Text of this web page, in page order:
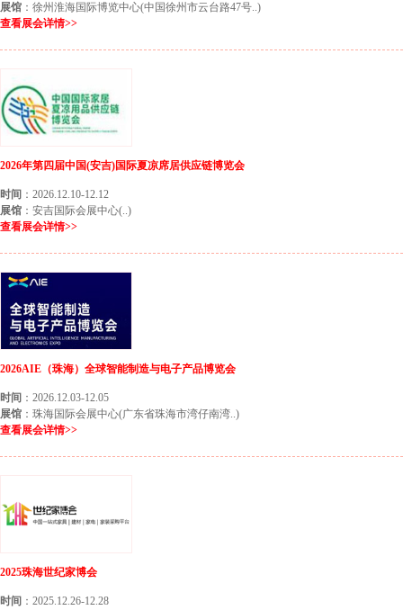
展馆 ：徐州淮海国际博览中心(中国徐州市云台路47号..)
查看展会详情>>
2026年第四届中国(安吉)国际夏凉席居供应链博览会
时间 ：2026.12.10-12.12
展馆 ：安吉国际会展中心(..)
查看展会详情>>
2026AIE（珠海）全球智能制造与电子产品博览会
时间 ：2026.12.03-12.05
展馆 ：珠海国际会展中心(广东省珠海市湾仔南湾..)
查看展会详情>>
2025珠海世纪家博会
时间 ：2025.12.26-12.28